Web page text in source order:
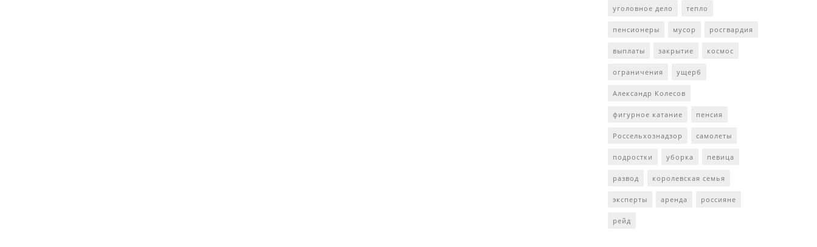
уголовное дело тепло
пенсионеры мусор росгвардия
выплаты закрытие космос
ограничения ущерб
Александр Колесов
фигурное катание пенсия
Россельхознадзор самолеты
подростки уборка певица
развод королевская семья
эксперты аренда россияне
рейд